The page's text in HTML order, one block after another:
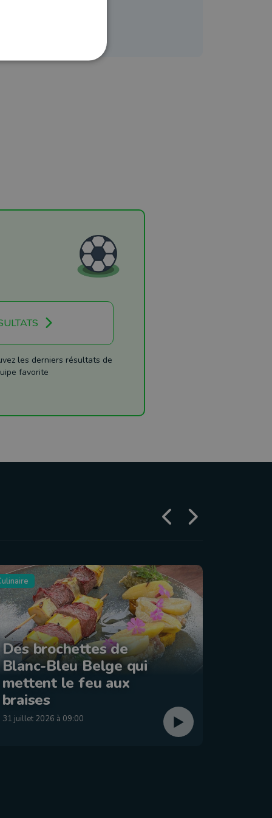
les derniers résultats de
favorite
Des brochettes de
Blanc-Bleu Belge qui
mettent le feu aux
braises
31 juillet 2026 à 09:00